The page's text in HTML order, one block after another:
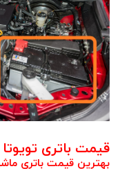
قیمت باتری
بهترین قیمت باتری